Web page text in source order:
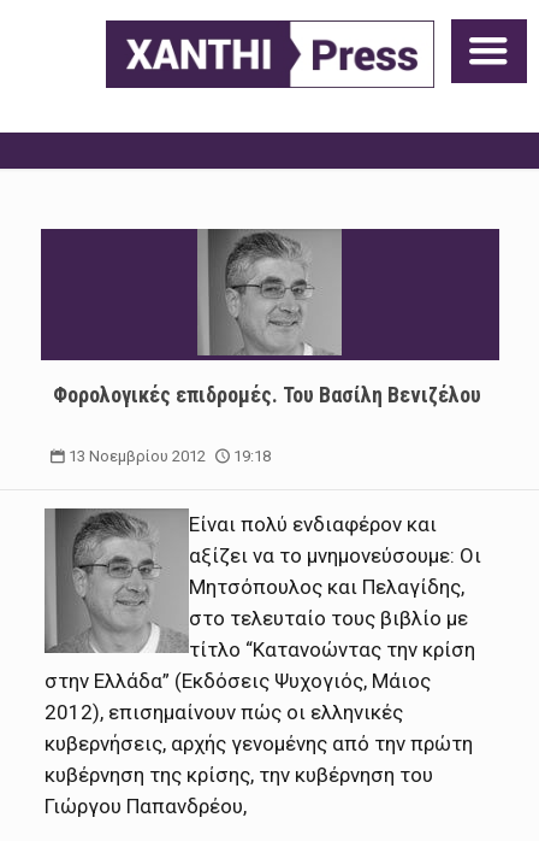
Φορολογικές επιδρομές. Του Βασίλη Βενιζέλου
13 Νοεμβρίου 2012 19:18
Είναι πολύ ενδιαφέρον και
αξίζει να το μνημονεύσουμε: Οι
Μητσόπουλος και Πελαγίδης,
στο τελευταίο τους βιβλίο με
τίτλο “Κατανοώντας την κρίση
στην Ελλάδα” (Εκδόσεις Ψυχογιός, Μάιος
2012), επισημαίνουν πώς οι ελληνικές
κυβερνήσεις, αρχής γενομένης από την πρώτη
κυβέρνηση της κρίσης, την κυβέρνηση του
Γιώργου Παπανδρέου,